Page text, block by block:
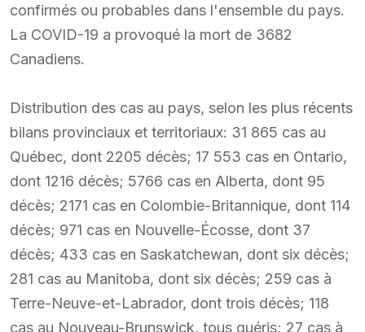
confirmés ou probables dans l'ensemble du pays.
La COVID-19 a provoqué la mort de 3682
Canadiens.
Distribution des cas au pays, selon les plus récents
bilans provinciaux et territoriaux: 31 865 cas au
Québec, dont 2205 décès; 17 553 cas en Ontario,
dont 1216 décès; 5766 cas en Alberta, dont 95
décès; 2171 cas en Colombie-Britannique, dont 114
décès; 971 cas en Nouvelle-Écosse, dont 37
décès; 433 cas en Saskatchewan, dont six décès;
281 cas au Manitoba, dont six décès; 259 cas à
Terre-Neuve-et-Labrador, dont trois décès; 118
cas au Nouveau-Brunswick, tous guéris; 27 cas à